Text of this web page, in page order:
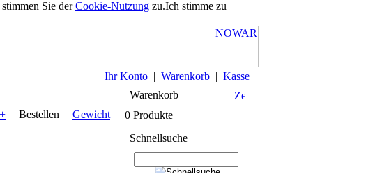
Sie derCookie-Nutzung zu.Ich stimme zu
Ihr Konto | Warenkorb | Kasse
Bestellen Gewicht
Warenkorb
0 Produkte
Schnellsuche